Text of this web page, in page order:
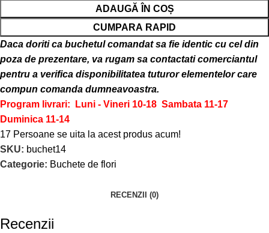
ADAUGĂ ÎN COȘ
CUMPARA RAPID
Daca doriti ca buchetul comandat sa fie identic cu cel din
poza de prezentare, va rugam sa contactati comerciantul
pentru a verifica disponibilitatea tuturor elementelor care
compun comanda dumneavoastra.
Program livrari: Luni - Vineri 10-18 Sambata 11-17
Duminica 11-14
17 Persoane se uita la acest produs acum!
SKU: buchet14
Categorie: Buchete de flori
RECENZII (0)
Recenzii